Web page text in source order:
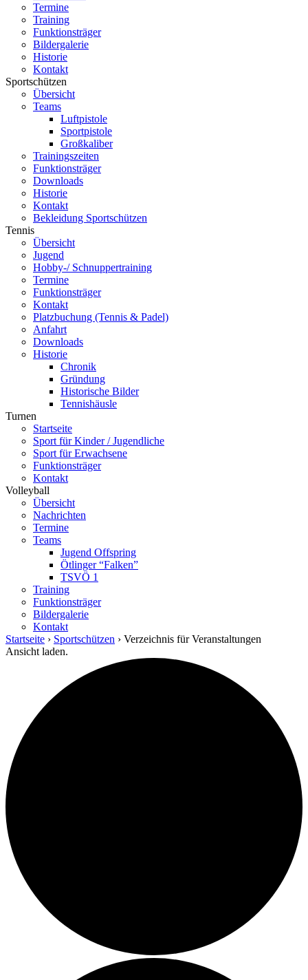
Termine
Training
Funktionsträger
Bildergalerie
Historie
Kontakt
Sportschützen
Übersicht
Teams
Luftpistole
Sportpistole
Großkaliber
Trainingszeiten
Funktionsträger
Downloads
Historie
Kontakt
Bekleidung Sportschützen
Tennis
Übersicht
Jugend
Hobby-/ Schnuppertraining
Termine
Funktionsträger
Kontakt
Platzbuchung (Tennis & Padel)
Anfahrt
Downloads
Historie
Chronik
Gründung
Historische Bilder
Tennishäusle
Turnen
Startseite
Sport für Kinder / Jugendliche
Sport für Erwachsene
Funktionsträger
Kontakt
Volleyball
Übersicht
Nachrichten
Termine
Teams
Jugend Offspring
Ötlinger “Falken”
TSVÖ 1
Training
Funktionsträger
Bildergalerie
Kontakt
Startseite › Sportschützen › Verzeichnis für Veranstaltungen
Ansicht laden.